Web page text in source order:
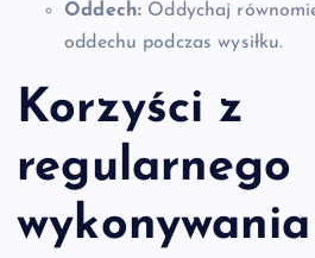
Oddech: Oddychaj
oddechu podczas wysiłku.
Korzyści z
regularnego